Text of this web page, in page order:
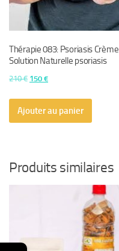
Thérapie 083: Psoriasis Crème
Solution Naturelle psoriasis
210€ Le
initial
était :
150 €Le
est :
Ajouter au panier
Produits similaires